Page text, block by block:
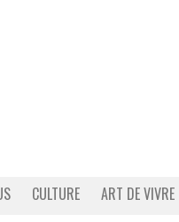
CULTURE ART DE VIVRE